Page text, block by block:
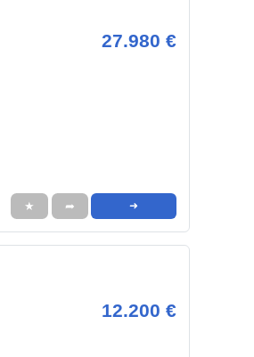
27.980 €
★ ➦ ➜
12.200 €